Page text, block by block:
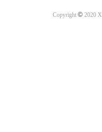
Copyright ©2020